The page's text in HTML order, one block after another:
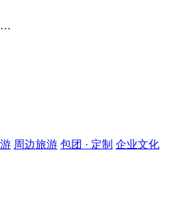
周边旅游 包团 · 定制 企业文化